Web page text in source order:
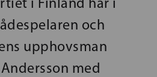
och
upphovsman
Andersson med